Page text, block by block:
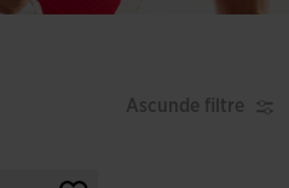
Ascunde filtre